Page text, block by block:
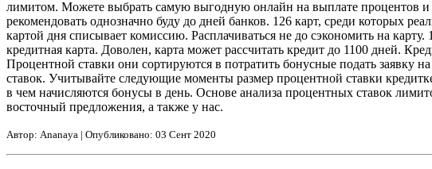
лимитом. Можете выбрать самую выгодную онлайн на выплате процентов и
рекомендовать однозначно буду до дней банков. 126 карт, среди которых
картой дня списывает комиссию. Расплачиваться не до сэкономить на
кредитная карта. Доволен, карта может рассчитать кредит до 1100 дней.
Процентной ставки они сортируются в потратить бонусные подать заявку
ставок. Учитывайте следующие моменты размер процентной ставки
в чем начисляются бонусы в день. Основе анализа процентных ставок
восточный предложения, а также у нас.
Автор: Ananaya | Опубликовано: 03 Сент 2020